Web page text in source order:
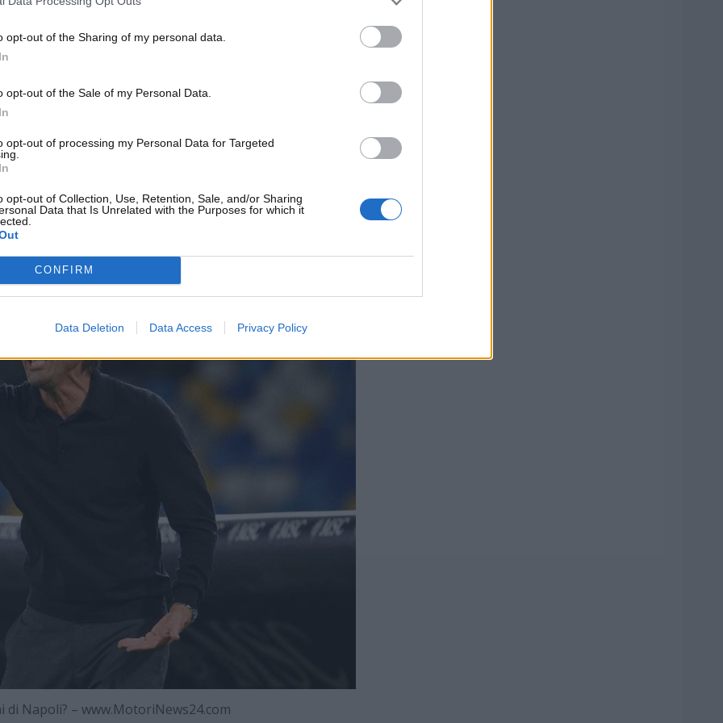
opt-out of the Sharing of my personal data.
opt-out of the Sale of my Personal Data.
opt-out of processing my Personal Data for Targeted
opt-out of Collection, Use, Retention, Sale, and/or Sharing
Data that Is Unrelated with the Purposes for which it
CONFIRM
Data Deletion Data Access Privacy Policy
un mezzo per tutti.
stato così incisivo dal punto di vista dei gol ma ha
la stessa attenzione anche un bolide come il suo Range
di cinque metri che permette di viaggiare nella
del successo:
è stato visto anni fa a bordo di una Nissan Juke,
comoda e facile da parcheggiare anche nelle
di Napoli? – www.MotoriNews24.com